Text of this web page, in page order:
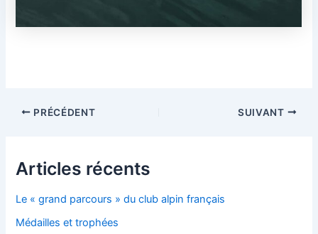
NavigationPRÉCÉDENT SUIVANT
Articles récents
Le « grand parcours » du club alpin français
Médailles et trophées